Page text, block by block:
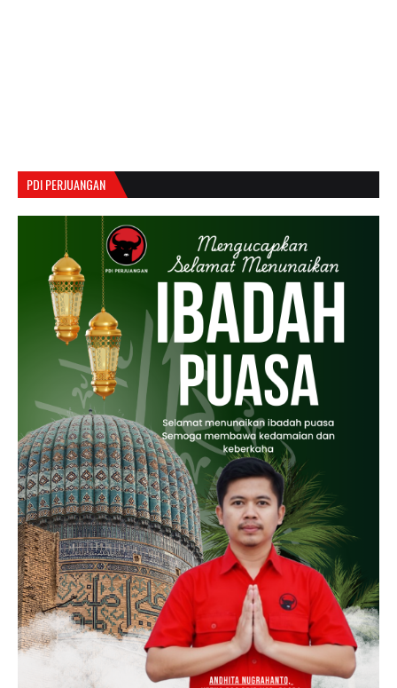
PDI PERJUANGAN